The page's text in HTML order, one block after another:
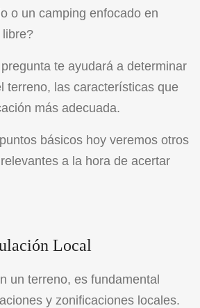
o un camping enfocado en
te ayudará a determinar
terreno, las características que
más adecuada.
básicos hoy veremos otros
a la hora de acertar
Local
un terreno, es fundamental
y zonificaciones locales.